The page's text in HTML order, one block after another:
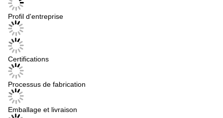
Profil d'entreprise
Certifications
Processus de fabrication
Emballage et livraison